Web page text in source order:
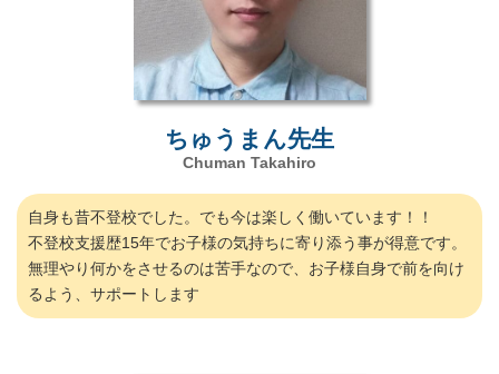
ちゅうまん先生
Chuman Takahiro
自身も昔不登校でした。でも今は楽しく働いています！！
不登校支援歴15年でお子様の気持ちに寄り添う事が得意です。
無理やり何かをさせるのは苦手なので、お子様自身で前を向け
るよう、サポートします